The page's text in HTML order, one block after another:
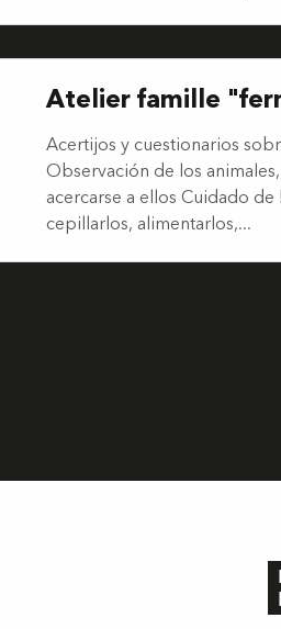
Atelier famille
Acertijos y cuestionarios
Observación de los
acercarse a ellos Cuidado de
cepillarlos, alimentarlos,...